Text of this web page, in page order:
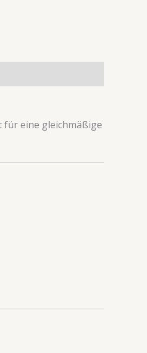
für eine gleichmäßige